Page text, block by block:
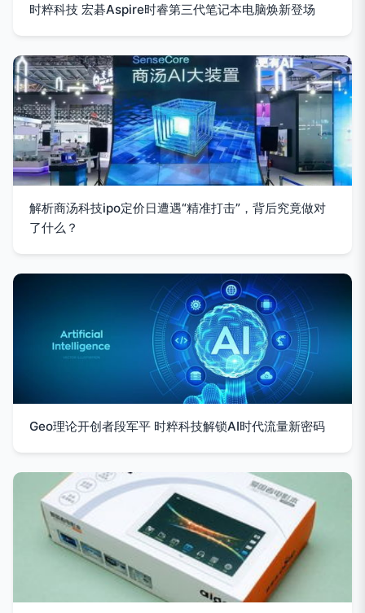
时粹科技 宏碁Aspire时睿第三代笔记本电脑焕新登场
解析商汤科技ipo定价日遭遇“精准打击”，背后究竟做对
了什么？
Geo理论开创者段军平 时粹科技解锁AI时代流量新密码